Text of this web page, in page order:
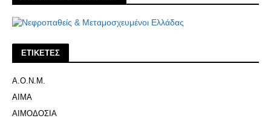
ΕΤΙΚΕΤΕΣ
Α.Ο.Ν.Μ.
ΑΙΜΑ
ΑΙΜΟΔΟΣΙΑ